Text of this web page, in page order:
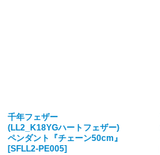
千年フェザー
(LL2_K18YGハートフェザー)
ペンダント『チェーン50cm』
[SFLL2-PE005]